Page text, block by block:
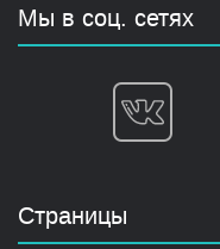
Мы в соц. сетях
Страницы